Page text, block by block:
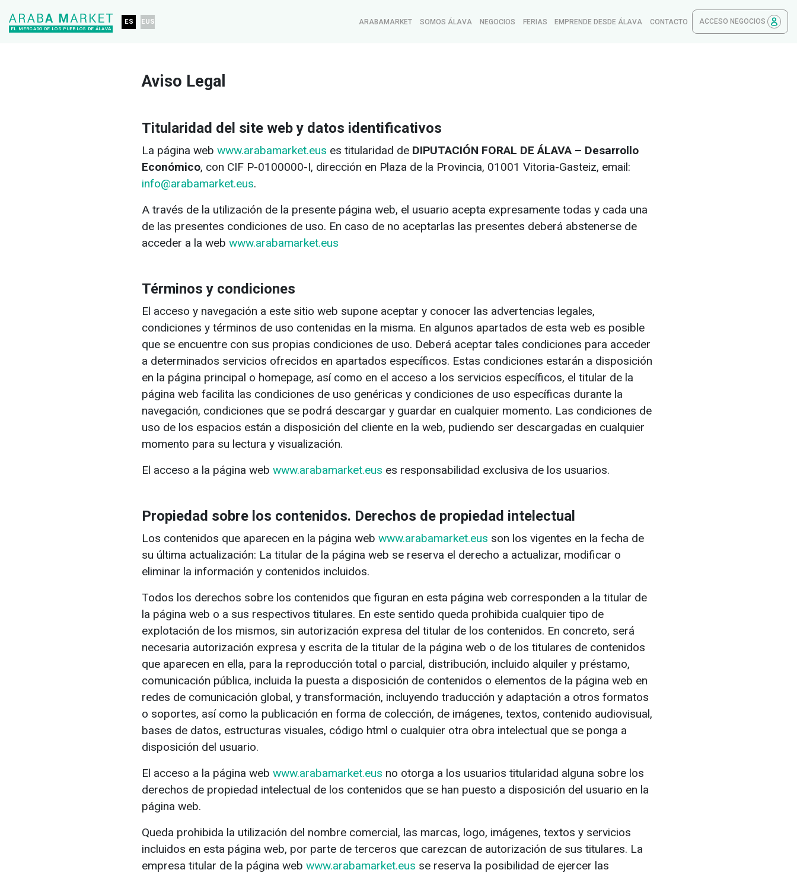
EL MERCADO DE LOS PUEBLOS DE ÁLAVA
ES EUS ARABAMARKET SOMOS ÁLAVA NEGOCIOS FERIAS EMPRENDE DESDE ÁLAVA CONTACTO ACCESO NEGOCIOS
Aviso Legal
Titularidad del site web y datos identificativos
La página web www.arabamarket.eus es titularidad de DIPUTACIÓN FORAL DE ÁLAVA – Desarrollo
Económico, con CIF P-0100000-I, dirección en Plaza de la Provincia, 01001 Vitoria-Gasteiz, email:
info@arabamarket.eus.
A través de la utilización de la presente página web, el usuario acepta expresamente todas y cada una
de las presentes condiciones de uso. En caso de no aceptarlas las presentes deberá abstenerse de
acceder a la web www.arabamarket.eus
Términos y condiciones
El acceso y navegación a este sitio web supone aceptar y conocer las advertencias legales,
condiciones y términos de uso contenidas en la misma. En algunos apartados de esta web es posible
que se encuentre con sus propias condiciones de uso. Deberá aceptar tales condiciones para acceder
a determinados servicios ofrecidos en apartados específicos. Estas condiciones estarán a disposición
en la página principal o homepage, así como en el acceso a los servicios específicos, el titular de la
página web facilita las condiciones de uso genéricas y condiciones de uso específicas durante la
navegación, condiciones que se podrá descargar y guardar en cualquier momento. Las condiciones de
uso de los espacios están a disposición del cliente en la web, pudiendo ser descargadas en cualquier
momento para su lectura y visualización.
El acceso a la página web www.arabamarket.eus es responsabilidad exclusiva de los usuarios.
Propiedad sobre los contenidos. Derechos de propiedad intelectual
Los contenidos que aparecen en la página web www.arabamarket.eus son los vigentes en la fecha de
su última actualización: La titular de la página web se reserva el derecho a actualizar, modificar o
eliminar la información y contenidos incluidos.
Todos los derechos sobre los contenidos que figuran en esta página web corresponden a la titular de
la página web o a sus respectivos titulares. En este sentido queda prohibida cualquier tipo de
explotación de los mismos, sin autorización expresa del titular de los contenidos. En concreto, será
necesaria autorización expresa y escrita de la titular de la página web o de los titulares de contenidos
que aparecen en ella, para la reproducción total o parcial, distribución, incluido alquiler y préstamo,
comunicación pública, incluida la puesta a disposición de contenidos o elementos de la página web en
redes de comunicación global, y transformación, incluyendo traducción y adaptación a otros formatos
o soportes, así como la publicación en forma de colección, de imágenes, textos, contenido audiovisual,
bases de datos, estructuras visuales, código html o cualquier otra obra intelectual que se ponga a
disposición del usuario.
El acceso a la página web www.arabamarket.eus no otorga a los usuarios titularidad alguna sobre los
derechos de propiedad intelectual de los contenidos que se han puesto a disposición del usuario en la
página web.
Queda prohibida la utilización del nombre comercial, las marcas, logo, imágenes, textos y servicios
incluidos en esta página web, por parte de terceros que carezcan de autorización de sus titulares. La
empresa titular de la página web www.arabamarket.eus se reserva la posibilidad de ejercer las